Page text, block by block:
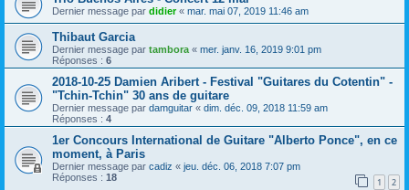
Dernier message par didier« mar. mai 07, 2019 11:46 am
Thibaut Garcia
Dernier message par tambora « mer. janv. 16, 2019 9:01 pm
Réponses : 6
2018-10-25 Damien Aribert - Festival "Guitares du Cotentin" -
"Tchin-Tchin" 30 ans de guitare
Dernier message par damguitar « dim. déc. 09, 2018 11:59 am
Réponses : 4
1er Concours International de Guitare "Alberto Ponce", en ce
moment, à Paris
Dernier message par cadiz « jeu. déc. 06, 2018 7:07 pm
Réponses : 18 1 2